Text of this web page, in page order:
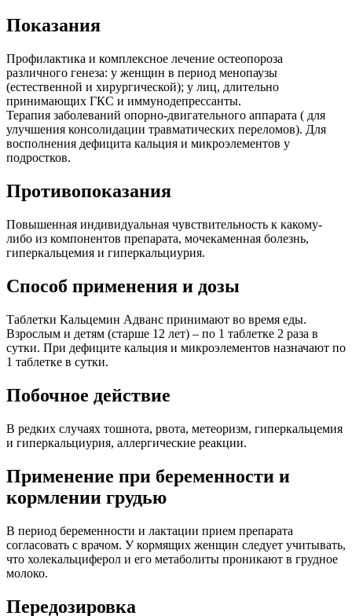
Показания
Профилактика и комплексное лечение остеопороза
различного генеза: у женщин в период менопаузы
(естественной и хирургической); у лиц, длительно
принимающих ГКС и иммунодепрессанты.
Терапия заболеваний опорно-двигательного аппарата ( для
улучшения консолидации травматических переломов). Для
восполнения дефицита кальция и микроэлементов у
подростков.
Противопоказания
Повышенная индивидуальная чувствительность к какому-
либо из компонентов препарата, мочекаменная болезнь,
гиперкальцемия и гиперкальциурия.
Способ применения и дозы
Таблетки Кальцемин Адванс принимают во время еды.
Взрослым и детям (старше 12 лет) – по 1 таблетке 2 раза в
сутки. При дефиците кальция и микроэлементов назначают по
1 таблетке в сутки.
Побочное действие
В редких случаях тошнота, рвота, метеоризм, гиперкальцемия
и гиперкальциурия, аллергические реакции.
Применение при беременности и
кормлении грудью
В период беременности и лактации прием препарата
согласовать с врачом. У кормящих женщин следует учитывать,
что холекальциферол и его метаболиты проникают в грудное
молоко.
Передозировка